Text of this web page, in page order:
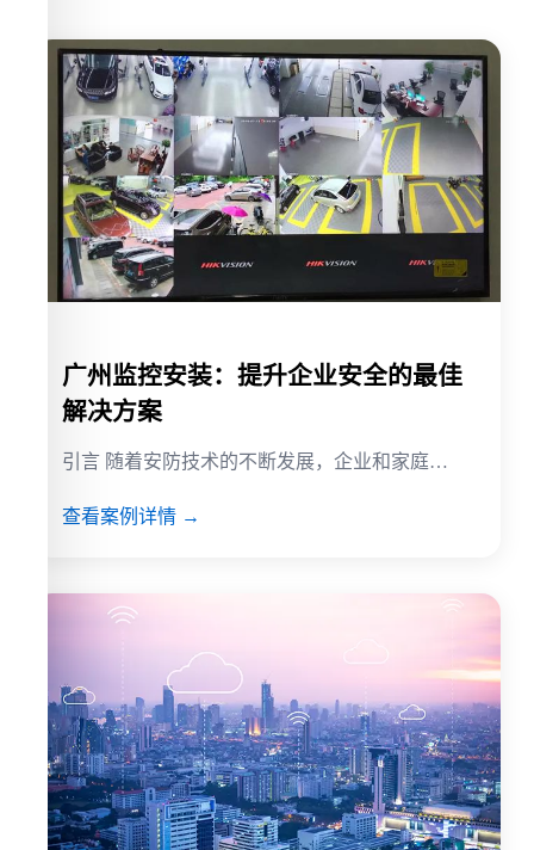
广州监控安装：提升企业安全的最佳
解决方案
引言 随着安防技术的不断发展，企业和家庭…
查看案例详情 →